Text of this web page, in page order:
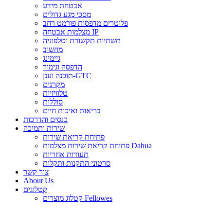
אבטחת מידע
מסכי מגע גדולים
פלוטרים מדפסות פורמט רחב
מצלמות אבטחה IP
תשתיות תקשורת וטלפוניה
מחשוב
גיימינג
הדפסה וגימור
תוכנה וענן-GTC
מקרנים
טלוויזיות
סוללות
בריאות ואיכות חיים
כנסים והדרכות
שירות ותמיכה
פתיחת קריאת שירות
פתיחת קריאת שירות מצלמות Dahua
תעודות אחריות
סרטוני התקנות ותקלות
צור קשר
About Us
קטלוגים
קטלוג מוצרים Fellowes